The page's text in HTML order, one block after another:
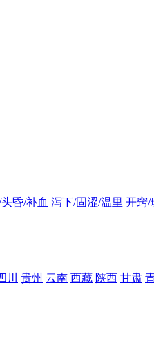
昏/补血 泻下/固涩/温里 开窍/
川 贵州 云南 西藏 陕西 甘肃